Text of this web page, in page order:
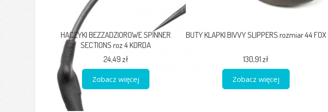
HACZYKI BEZZADZIOROWE SPINNER
SECTIONS roz 4 KORDA
24,49 zł
Zobacz więcej
BUTY KLAPKI BIVVY SLIPPERS rozmiar 44 FOX
130,91 zł
Zobacz więcej